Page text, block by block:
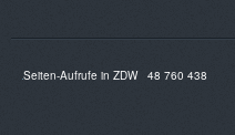
Seiten-Aufrufe in ZDW 48 760 438